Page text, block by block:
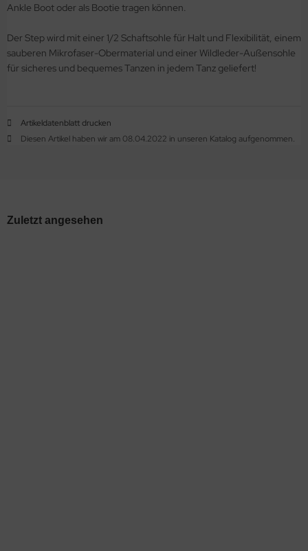
Ankle Boot oder als Bootie tragen können.
Der Step wird mit einer 1/2 Schaftsohle für Halt und Flexibilität, einem
sauberen Mikrofaser-Obermaterial und einer Wildleder-Außensohle
für sicheres und bequemes Tanzen in jedem Tanz geliefert!
Artikeldatenblatt drucken
Diesen Artikel haben wir am 08.04.2022 in unseren Katalog aufgenommen.
Zuletzt angesehen